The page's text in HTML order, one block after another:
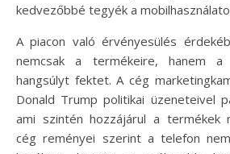
kedvezőbbé tegyék a
A piacon való érvényesülés
nemcsak a termékeire, hanem
hangsúlyt fektet. A cég
Donald Trump politikai üzeneteivel
ami szintén hozzájárul a termékek
cég reményei szerint a telefon